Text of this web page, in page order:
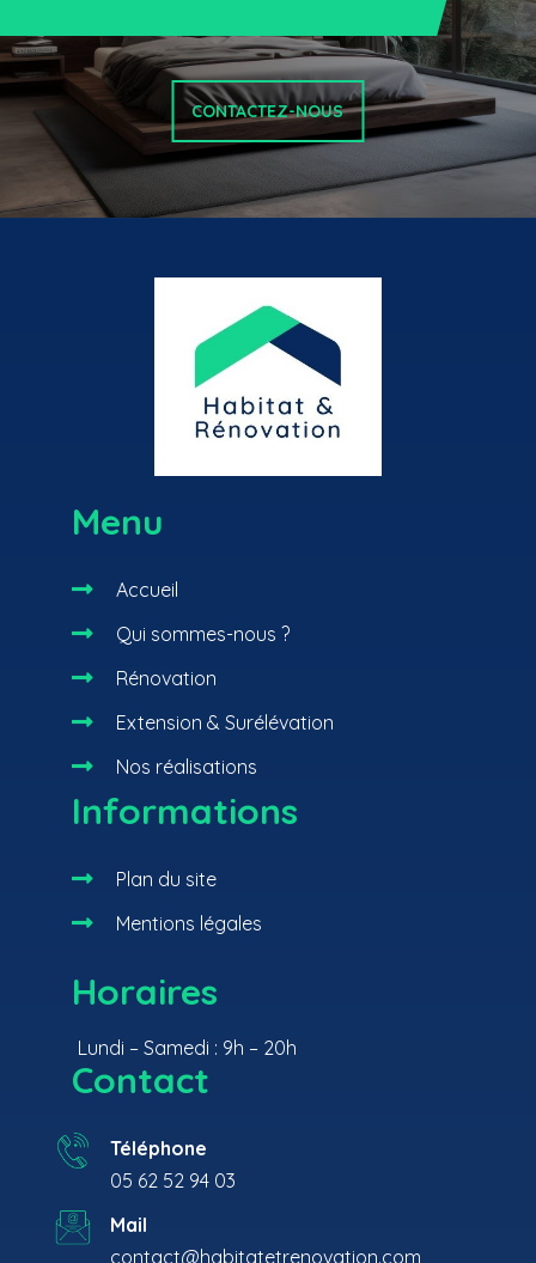
CONTACTEZ-NOUS
Menu
 Accueil
 Qui sommes-nous ?
 Rénovation
 Extension & Surélévation
 Nos réalisations
Informations
 Plan du site
 Mentions légales
Horaires
Lundi – Samedi : 9h – 20h
Contact
Téléphone
05 62 52 94 03
Mail
contact@habitatetrenovation.com